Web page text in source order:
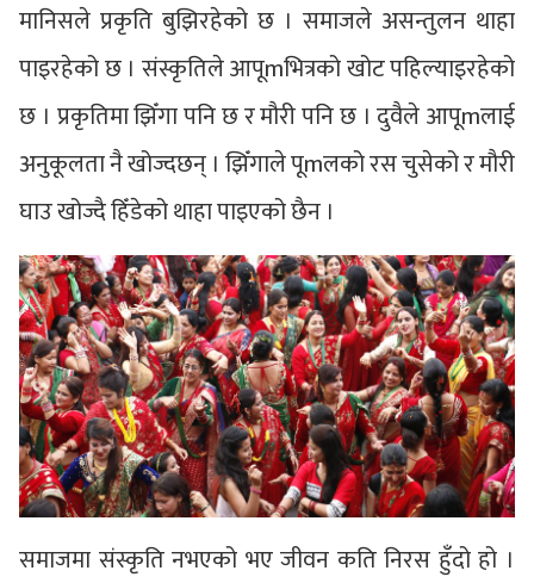
मानिसले प्रकृति बुझिरहेको छ । समाजले असन्तुलन थाहा
पाइरहेको छ । संस्कृतिले आपूmभित्रको खोट पहिल्याइरहेको
छ । प्रकृतिमा झिँगा पनि छ र मौरी पनि छ । दुवैले आपूmलाई
अनुकूलता नै खोज्दछन् । झिँगाले पूmलको रस चुसेको र मौरी
घाउ खोज्दै हिँडेको थाहा पाइएको छैन ।
समाजमा संस्कृति नभएको भए जीवन कति निरस हुँदो हो ।